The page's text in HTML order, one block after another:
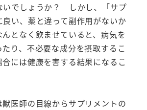
いでしょうか？ しかし、「サプ
良い、薬と違って副作用がないか
んとなく飲ませていると、病気を
たり、不必要な成分を摂取するこ
合には健康を害する結果になるこ
医師の目線からサプリメントの